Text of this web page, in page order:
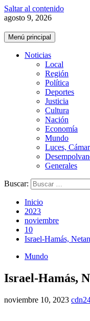
Saltar al contenido
agosto 9, 2026
Menú principal
Noticias
Local
Región
Política
Deportes
Justicia
Cultura
Nación
Economía
Mundo
Luces,
Generales
Buscar:
Inicio
2023
noviembre
10
Israel-Hamás,
Mundo
Israel-Hamás,
noviembre 10, 2023